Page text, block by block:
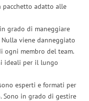
pacchetto adatto alle
grado di maneggiare
viene danneggiato
ogni membro del team.
ideali per il lungo
esperti e formati per
Sono in grado di gestire